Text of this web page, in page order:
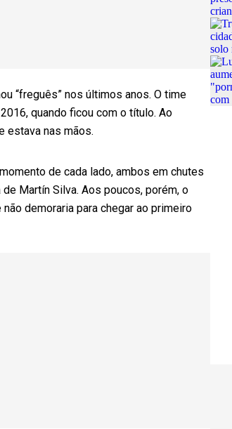
“freguês” nos últimos anos. O time
quando ficou com o título. Ao
estava nas mãos.
de cada lado, ambos em chutes
Martín Silva. Aos poucos, porém, o
demoraria para chegar ao primeiro